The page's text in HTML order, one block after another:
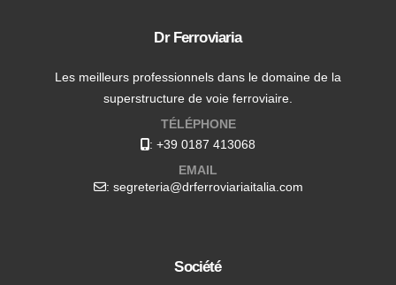
Dr Ferroviaria
Les meilleurs professionnels dans le domaine de la
superstructure de voie ferroviaire.
TÉLÉPHONE
: +39 0187 413068
EMAIL
: segreteria@drferroviariaitalia.com
Société